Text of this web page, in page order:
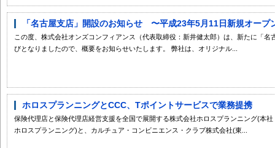
「名古屋支店」開設のお知らせ 〜平成23年5月11日新規オープ
この度、株式会社オンズコンフィアンス（代表取締役：新井健太郎）は、新たに「
びとなりましたので、概要をお知らせいたします。 弊社は、オリジナル...
ホロスプランニングとCCC、Tポイントサービスで業務提携
保険代理店と保険代理店経営支援を全国で展開する株式会社ホロスプランニング(本
ホロスプランニング)と、カルチュア・コンビニエンス・クラブ株式会社(東...